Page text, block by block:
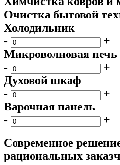
Очистка бытовой
Холодильник
-
+
Микроволновая печь
-
+
Духовой шкаф
-
+
Варочная панель
-
+
Современное
рациональных